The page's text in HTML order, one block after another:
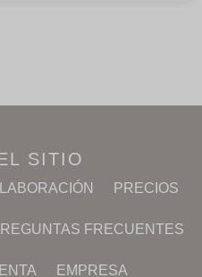
SITIO
PRECIOS
FRECUENTES
EMPRESA